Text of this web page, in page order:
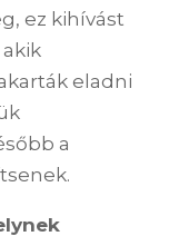
ez kihívást
eladni
a